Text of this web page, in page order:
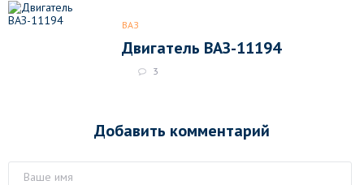
ВАЗ
Двигатель ВАЗ-11194
3
Добавить комментарий